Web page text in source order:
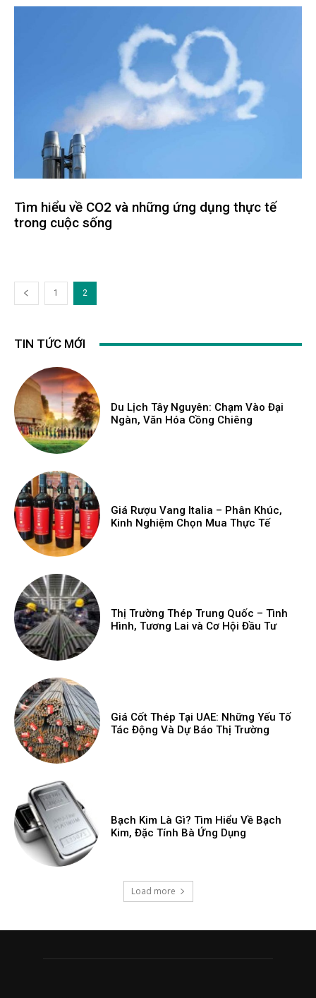
Tìm hiểu về CO2 và những ứng dụng thực tế
trong cuộc sống
1 2
TIN TỨC MỚI
Du Lịch Tây Nguyên: Chạm Vào Đại
Ngàn, Văn Hóa Cồng Chiêng
Giá Rượu Vang Italia – Phân Khúc,
Kinh Nghiệm Chọn Mua Thực Tế
Thị Trường Thép Trung Quốc – Tình
Hình, Tương Lai và Cơ Hội Đầu Tư
Giá Cốt Thép Tại UAE: Những Yếu Tố
Tác Động Và Dự Báo Thị Trường
Bạch Kim Là Gì? Tìm Hiểu Về Bạch
Kim, Đặc Tính Bà Ứng Dụng
Load more